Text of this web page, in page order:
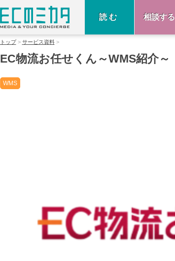
読む 相談する
トップ サービス資料
EC物流お任せくん～WMS紹介～
WMS